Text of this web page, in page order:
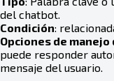
del chatbot.
Condición:
Opciones de
puede responder
mensaje del usuario.